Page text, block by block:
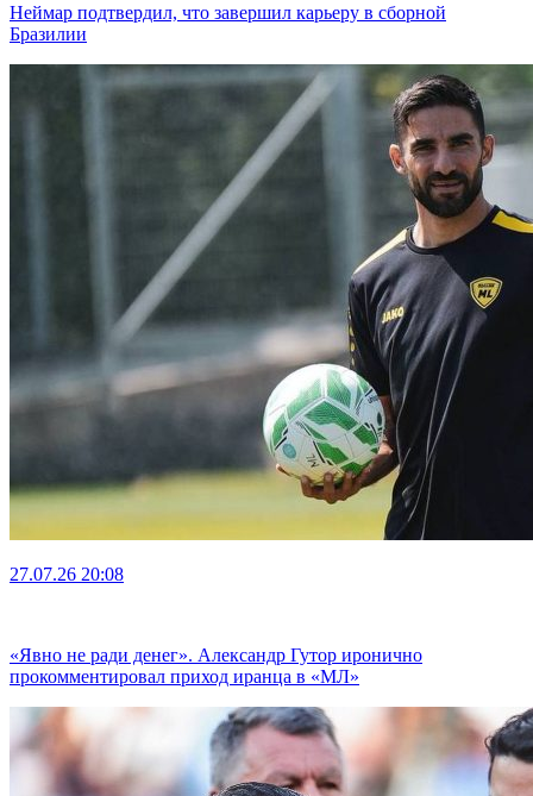
Неймар подтвердил, что завершил карьеру в сборной
Бразилии
27.07.26 20:08
«Явно не ради денег». Александр Гутор иронично
прокомментировал приход иранца в «МЛ»